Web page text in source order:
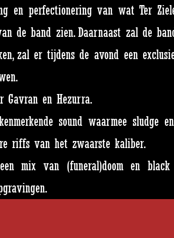
en perfectionering van wat Ter
de band zien. Daarnaast zal de
zal er tijdens de avond een
Gavran en Hezurra.
sound waarmee sludge
riffs van het zwaarste kaliber.
mix van (funeral)doom en